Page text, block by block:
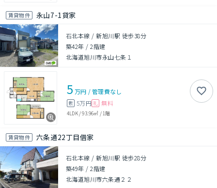
賃貸物件 永山7-1貸家
石北本線 / 新旭川駅 徒歩38分
築42年 /2階建
北海道旭川市永山七条１
5 万円 /管理費なし
敷 5万円 礼 無料
4LDK/93.96㎡ / 1階
賃貸物件 六条通22丁目借家
石北本線 / 新旭川駅 徒歩28分
築49年 /2階建
北海道旭川市六条通２２